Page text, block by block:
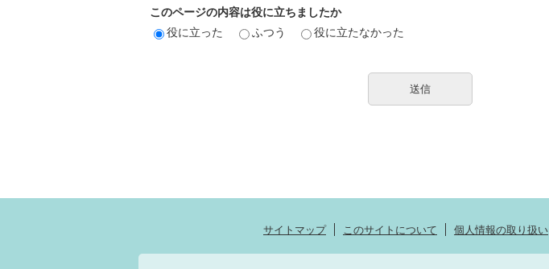
このページの内容は役に立ちましたか
役に立った
ふつう 役に立たなかった
サイトマップ このサイトについて 個人情報の取り扱い